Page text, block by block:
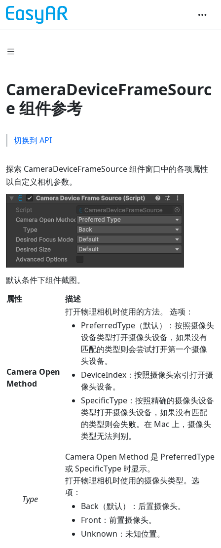
CameraDeviceFrameSourc
e 组件参考
切换到 API
探索 CameraDeviceFrameSource 组件窗口中的各项属性
以自定义相机参数。
默认条件下组件截图。
属性
描述
Camera Open
Method
打开物理相机时使用的方法。 选项：
PreferredType（默认）：按照摄像头
设备类型打开摄像头设备，如果没有
匹配的类型则会尝试打开第一个摄像
头设备。
DeviceIndex：按照摄像头索引打开摄
像头设备。
SpecificType：按照精确的摄像头设备
类型打开摄像头设备，如果没有匹配
的类型则会失败。在 Mac 上，摄像头
类型无法判别。
Type
Camera Open Method 是 PreferredType
或 SpecificType 时显示。
打开物理相机时使用的摄像头类型。选
项：
Back（默认）：后置摄像头。
Front：前置摄像头。
Unknown：未知位置。